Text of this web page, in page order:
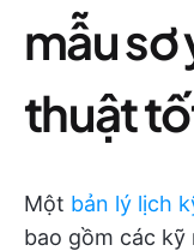
mẫu sơ
thuật
Một bản lý lịch
bao gồm các